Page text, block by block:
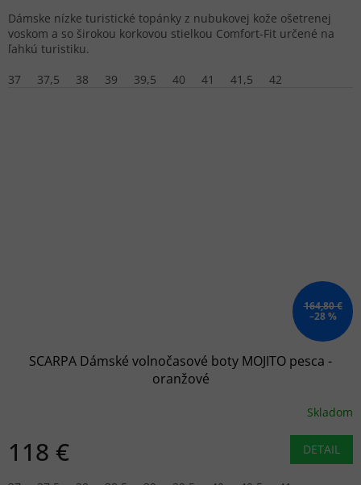
Dámske nízke turistické topánky z nubukovej kože ošetrenej
voskom a so širokou korkovou stielkou Comfort-Fit určené na
ľahkú turistiku.
37
37,5 38 39 39,5 40 41 41,5 42
164,80 €
–28 %
SCARPA Dámské volnočasové boty MOJITO pesca -
oranžové
Skladom
118 € DETAIL